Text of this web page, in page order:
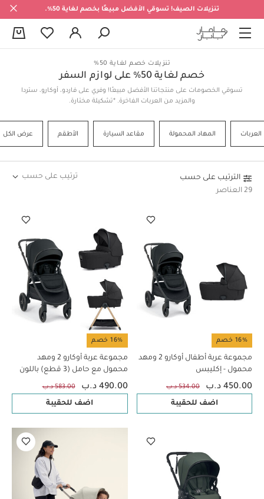
تنزيلات الصيف! تسوقي الأفضل مبيعًا بخصم لغاية 50%.
تنزيلات خصم لغاية 50%
خصم لغاية 50% على لوازم السفر
تسوقي الخصومات على منتجاتنا الأفضل مبيعًا! وفري على فاردو، أوكارو، ستردا
والمزيد من العربات الفاخرة. *تشكيلة مختارة.
العربات المهاد المحمولة مقاعد السيارة الأطقم عرض الكل
الترتيب على حسب
29 العناصر
ترتيب على حسب
16% خصم
مجموعة عربة أطفال أوكارو 2 ومهد
محمول - إكليبس
450.00 د.ب 534.00 د.ب
اضف للحقيبة
16% خصم
مجموعة عربة أوكارو 2 ومهد
محمول مع حامل (3 قطع) باللون
إكليبس
490.00 د.ب 583.00 د.ب
اضف للحقيبة